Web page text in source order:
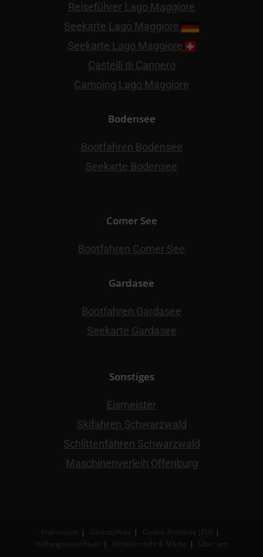
Reiseführer Lago Maggiore
Seekarte Lago Maggiore
Seekarte Lago Maggiore
Castelli di Cannero
Camping Lago Maggiore
Bodensee
Bootfahren Bodensee
Seekarte Bodensee
Comer See
Bootfahren Comer See
Gardasee
Bootfahren Gardasee
Seekarte Gardasee
Sonstiges
Eismeister
Skifahren Schwarzwald
Schlittenfahren Schwarzwald
Maschinenverleih Offenburg
Impressum Datenschutz
Cookie-Richtlinie (EU)
Haftungsausschluss
Urheberrecht & Marke Über uns